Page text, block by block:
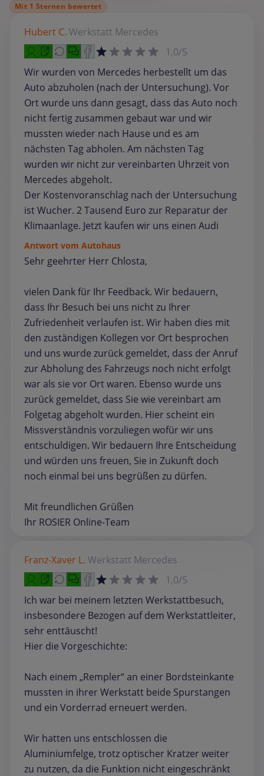
Mit 1 Sternen bewertet
Hubert C. Werkstatt Mercedes
1,0/5
Wir wurden von Mercedes herbestellt um das
Auto abzuholen (nach der Untersuchung). Vor
Ort wurde uns dann gesagt, dass das Auto noch
nicht fertig zusammen gebaut war und wir
mussten wieder nach Hause und es am
nächsten Tag abholen. Am nächsten Tag
wurden wir nicht zur vereinbarten Uhrzeit von
Mercedes abgeholt.
Der Kostenvoranschlag nach der Untersuchung
ist Wucher. 2 Tausend Euro zur Reparatur der
Klimaanlage. Jetzt kaufen wir uns einen Audi
Antwort vom Autohaus
Sehr geehrter Herr Chlosta,
vielen Dank für Ihr Feedback. Wir bedauern,
dass Ihr Besuch bei uns nicht zu Ihrer
Zufriedenheit verlaufen ist. Wir haben dies mit
den zuständigen Kollegen vor Ort besprochen
und uns wurde zurück gemeldet, dass der Anruf
zur Abholung des Fahrzeugs noch nicht erfolgt
war als sie vor Ort waren. Ebenso wurde uns
zurück gemeldet, dass Sie wie vereinbart am
Folgetag abgeholt wurden. Hier scheint ein
Missverständnis vorzuliegen wofür wir uns
entschuldigen. Wir bedauern Ihre Entscheidung
und würden uns freuen, Sie in Zukunft doch
noch einmal bei uns begrüßen zu dürfen.
Mit freundlichen Grüßen
Ihr ROSIER Online-Team
Franz-Xaver L. Werkstatt Mercedes
1,0/5
Ich war bei meinem letzten Werkstattbesuch,
insbesondere Bezogen auf dem Werkstattleiter,
sehr enttäuscht!
Hier die Vorgeschichte:
Nach einem „Rempler“ an einer Bordsteinkante
mussten in ihrer Werkstatt beide Spurstangen
und ein Vorderrad erneuert werden.
Wir hatten uns entschlossen die
Aluminiumfelge, trotz optischer Kratzer weiter
zu nutzen, da die Funktion nicht eingeschränkt